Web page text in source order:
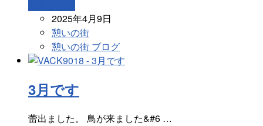
2025年4月9日
憩いの街
憩いの街 ブログ
3月です
蕾出ました。 鳥が来ました&#6 …